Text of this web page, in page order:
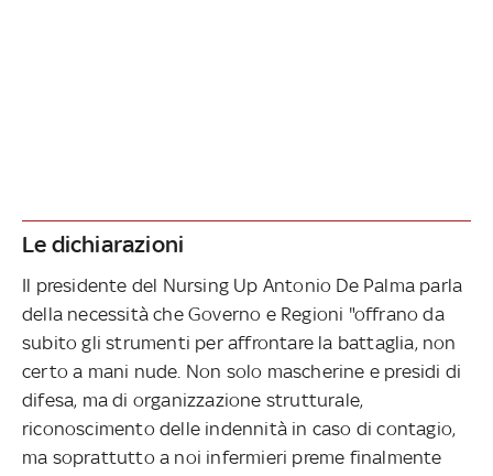
Le dichiarazioni
Il presidente del Nursing Up Antonio De Palma parla
della necessità che Governo e Regioni "offrano da
subito gli strumenti per affrontare la battaglia, non
certo a mani nude. Non solo mascherine e presidi di
difesa, ma di organizzazione strutturale,
riconoscimento delle indennità in caso di contagio,
ma soprattutto a noi infermieri preme finalmente